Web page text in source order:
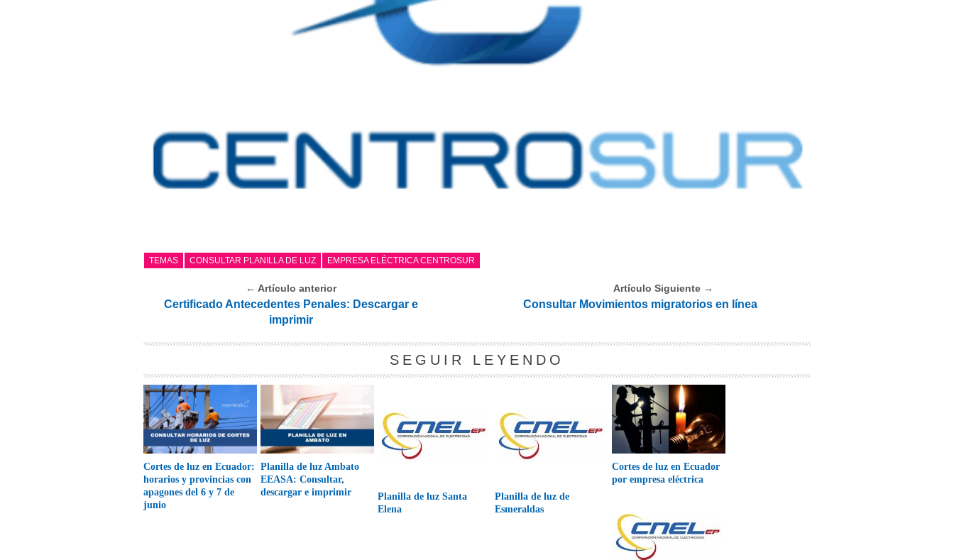
TEMAS CONSULTAR PLANILLA DE LUZ EMPRESA ELÉCTRICA CENTROSUR
← Artículo anterior
Certificado Antecedentes Penales: Descargar e
imprimir
Artículo Siguiente →
Consultar Movimientos migratorios en línea
SEGUIR LEYENDO
Cortes de luz en Ecuador:
horarios y provincias con
apagones del 6 y 7 de
junio
Planilla de luz Ambato
EEASA: Consultar,
descargar e imprimir
Planilla de luz Santa
Elena
Planilla de luz de
Esmeraldas
Cortes de luz en Ecuador
por empresa eléctrica